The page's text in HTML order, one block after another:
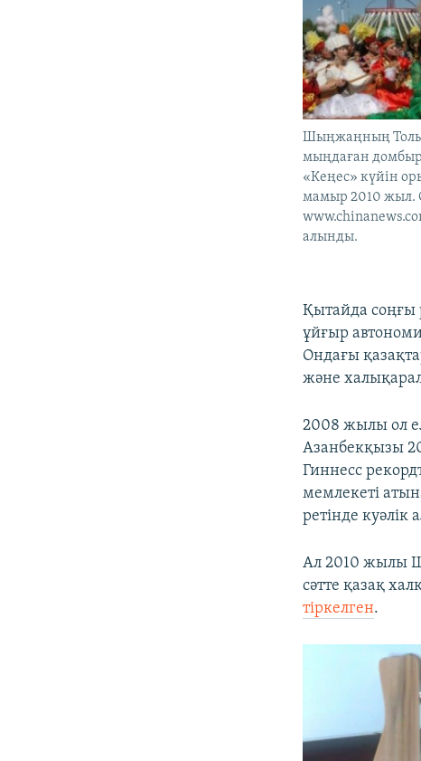
Шыңжаңның
мыңдаған
«Кеңес» күйін
мамыр 2010 жыл.
алынды.
Қытайда
ұйғыр
Ондағы
және
2008 жылы ол
Азанбекқызы
Гиннесс
мемлекеті
ретінде куәлік
Ал 2010 жылы
сәтте қазақ
тіркелген.